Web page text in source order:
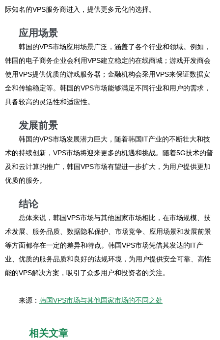
际知名的VPS服务商进入，提供更多元化的选择。
应用场景
韩国的VPS市场应用场景广泛，涵盖了各个行业和领域。例如，
韩国的电子商务企业会利用VPS建立稳定的在线商城；游戏开发商会
使用VPS提供优质的游戏服务器；金融机构会采用VPS来保证数据安
全和传输稳定等。韩国的VPS市场能够满足不同行业和用户的需求，
具备较高的灵活性和适应性。
发展前景
韩国的VPS市场发展潜力巨大，随着韩国IT产业的不断壮大和技
术的持续创新，VPS市场将迎来更多的机遇和挑战。随着5G技术的普
及和云计算的推广，韩国VPS市场有望进一步扩大，为用户提供更加
优质的服务。
结论
总体来说，韩国VPS市场与其他国家市场相比，在市场规模、技
术发展、服务品质、数据隐私保护、市场竞争、应用场景和发展前景
等方面都存在一定的差异和特点。韩国VPS市场凭借其发达的IT产
业、优质的服务品质和良好的法规环境，为用户提供安全可靠、高性
能的VPS解决方案，吸引了众多用户和投资者的关注。
来源： 韩国VPS市场与其他国家市场的不同之处
相关文章